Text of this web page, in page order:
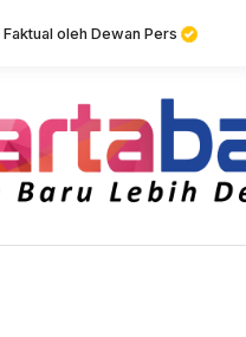
oleh Dewan Pers